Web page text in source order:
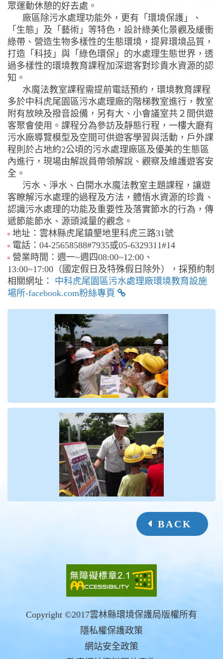
眾運動休憩的好去處。
廠區除污水處理功能外，更有「環境保護」、
「生態」及「藝術」等特色，設計綠美化景觀及緩衝
綠帶、營造生物多樣性的生態環境，提昇環境品質，
打造「科技」與「綠色環保」的水處理生態世界，透
過多樣性的環境教育課程加深遊客對珍貴水資源的認
知。
水魔法教室課程需提前電話預約，環境教育課程
多於中科虎尾園區污水處理廠的階梯教室進行，教室
附有放映及撥音設備，另有大、小會議室共２間供遊
客聚會使用。課程分為參訪及靜態行程，一樓大廳有
污水廠導覽模型及空間可供遊客學習與活動，戶外課
程則於占地約2公頃的污水處理廠區及優美的生態區
內進行，現場由解說員帶領解說、觀察及維護遊客安
全。
污水、淨水、白開水水魔法教室主題課程，讓遊
客瞭解污水處理的過程及方法，體悟水資源的珍貴、
認識污水處理的功能及重要性及落實節水的行為，傳
遞節能節水、源頭減量的觀念。
地址：雲林縣虎尾鎮墾地里科虎三路31號
電話：04-25658588#7935或05-6329311#14
營業時間：週一~週四08:00~12:00、
13:00~17:00（國定假日及特殊假日除外），採預約制
相關網址：
中科虎尾園區污水處理廠環境教育設施
場所-facebook.com粉絲專頁
BACK
Copyright ©2017雲林縣環境保護局版權所有
隱私權保護政策
網站安全政策